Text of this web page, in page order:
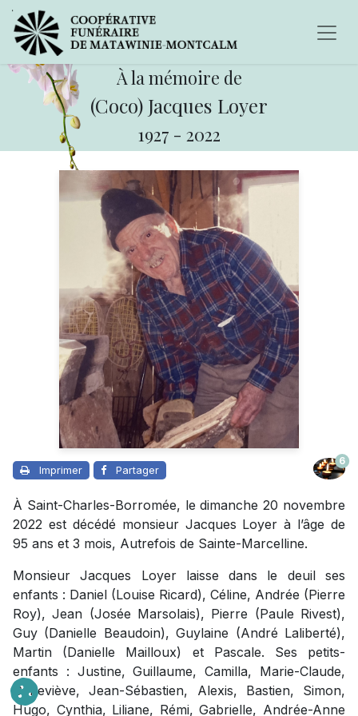
À la mémoire de
(Coco) Jacques Loyer
1927 - 2022
Imprimer Partager
6
À Saint-Charles-Borromée, le dimanche 20 novembre
2022 est décédé monsieur Jacques Loyer à l’âge de
95 ans et 3 mois, Autrefois de Sainte-Marcelline.
Monsieur Jacques Loyer laisse dans le deuil ses
enfants : Daniel (Louise Ricard), Céline, Andrée (Pierre
Roy), Jean (Josée Marsolais), Pierre (Paule Rivest),
Guy (Danielle Beaudoin), Guylaine (André Laliberté),
Martin (Danielle Mailloux) et Pascale. Ses petits-
enfants : Justine, Guillaume, Camilla, Marie-Claude,
Geneviève, Jean-Sébastien, Alexis, Bastien, Simon,
Hugo, Cynthia, Liliane, Rémi, Gabrielle, Andrée-Anne